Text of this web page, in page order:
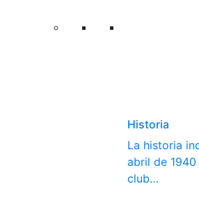
Historia
La historia
abril de
club…